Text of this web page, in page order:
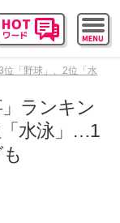
「野球」、2位「水
ランキン
水泳」…1